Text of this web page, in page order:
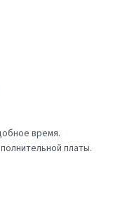
время.
платы.